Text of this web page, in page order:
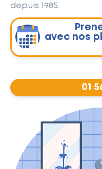
depuis 1985.
avec nos
01